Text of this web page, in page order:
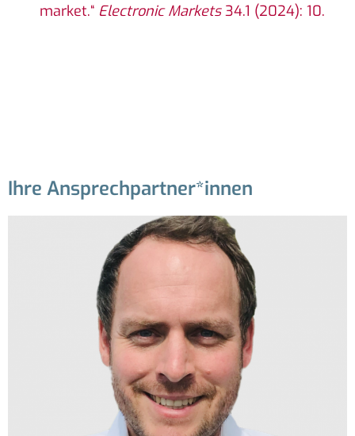
market.“ Electronic Markets34.1 (2024): 10.
Ihre Ansprechpartner*innen